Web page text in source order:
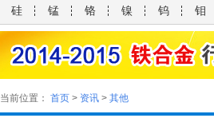
硅 锰 铬 镍 钨 钼
当前位置： 首页 > 资讯 > 其他